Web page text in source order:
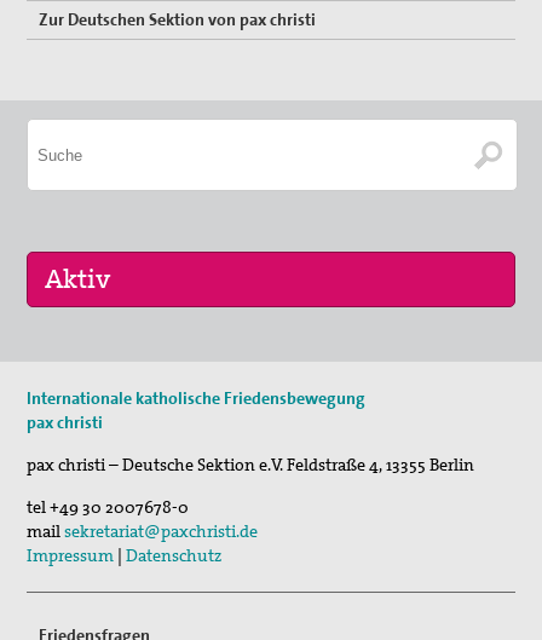
Zur Deutschen Sektion von pax christi
Friedensgottesdienst
Friedensethische Aspekte in Magnifica Humanit…
13. Okt 2026
Friedensgottesdienst
Internationale katholische Friedensbewegung
pax christi
pax christi – Deutsche Sektion e.V.Feldstraße 4,13355 Berlin
tel+49 30 2007678-0
mailsekretariat@paxchristi.de
Impressum |Datenschutz
Friedensfragen